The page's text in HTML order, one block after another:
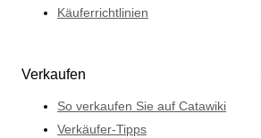
Käuferrichtlinien
Verkaufen
So verkaufen Sie auf Catawiki
Verkäufer-Tipps